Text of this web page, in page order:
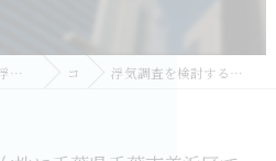
【即日対応の探偵】千葉の浮気調査｜相談無料・比較しておすすめ／総合探偵社シークレットシャドー 千葉オフィス コラム 浮気調査を検討する女性に千葉県千葉市美浜区で後悔しない選び方と費用相場ガイド